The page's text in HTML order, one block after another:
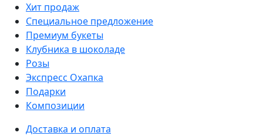
Хит продаж
Специальное предложение
Премиум букеты
Клубника в шоколаде
Розы
Экспресс Охапка
Подарки
Композиции
Доставка и оплата